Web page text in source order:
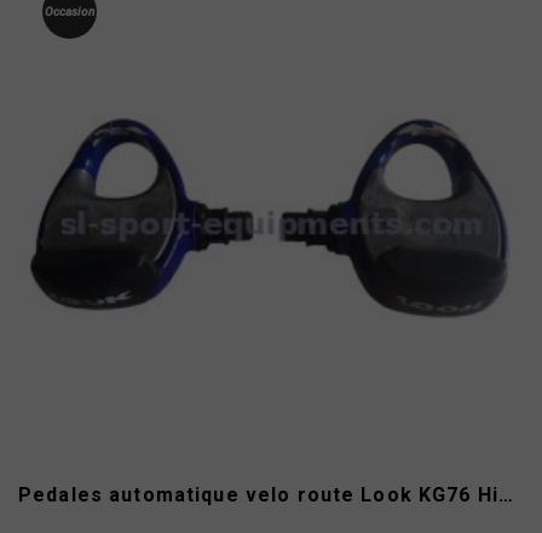
Occasion
Pedales automatique velo route Look KG76 Hinault